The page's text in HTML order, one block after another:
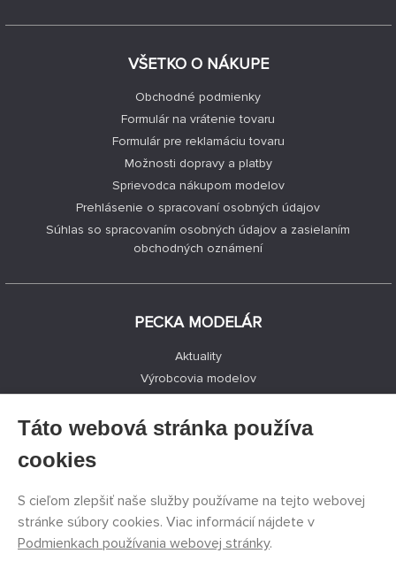
VŠETKO O NÁKUPE
Obchodné podmienky
Formulár na vrátenie tovaru
Formulár pre reklamáciu tovaru
Možnosti dopravy a platby
Sprievodca nákupom modelov
Prehlásenie o spracovaní osobných údajov
Súhlas so spracovaním osobných údajov a zasielaním
obchodných oznámení
PECKA MODELÁR
Aktuality
Výrobcovia modelov
Kontakty
Facebook
Táto webová stránka používa
cookies
S cieľom zlepšiť naše služby používame na tejto webovej
stránke súbory cookies. Viac informácií nájdete v
Podmienkach používania webovej stránky.